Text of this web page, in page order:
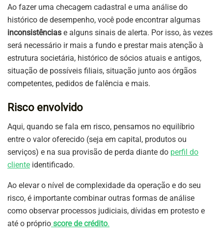
Ao fazer uma checagem cadastral e uma análise do
histórico de desempenho, você pode encontrar algumas
inconsistências e alguns sinais de alerta. Por isso, às vezes
será necessário ir mais a fundo e prestar mais atenção à
estrutura societária, histórico de sócios atuais e antigos,
situação de possíveis filiais, situação junto aos órgãos
competentes, pedidos de falência e mais.
Risco envolvido
Aqui, quando se fala em risco, pensamos no equilíbrio
entre o valor oferecido (seja em capital, produtos ou
serviços) e na sua provisão de perda diante do perfil do
cliente identificado.
Ao elevar o nível de complexidade da operação e do seu
risco, é importante combinar outras formas de análise
como observar processos judiciais, dívidas em protesto e
até o próprio score de crédito.